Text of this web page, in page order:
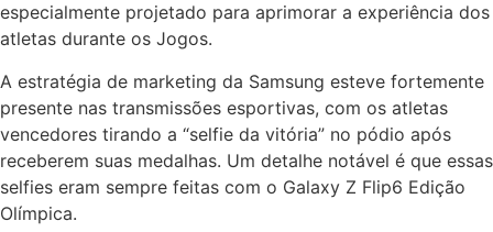
especialmente projetado para aprimorar a experiência dos
atletas durante os Jogos.
A estratégia de marketing da Samsung esteve fortemente
presente nas transmissões esportivas, com os atletas
vencedores tirando a “selfie da vitória” no pódio após
receberem suas medalhas. Um detalhe notável é que essas
selfies eram sempre feitas com o Galaxy Z Flip6 Edição
Olímpica.